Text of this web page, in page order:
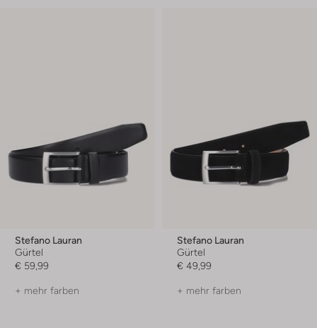
Stefano Lauran
Gürtel
€ 59,99
+ mehr farben
Stefano Lauran
Gürtel
€ 49,99
+ mehr farben